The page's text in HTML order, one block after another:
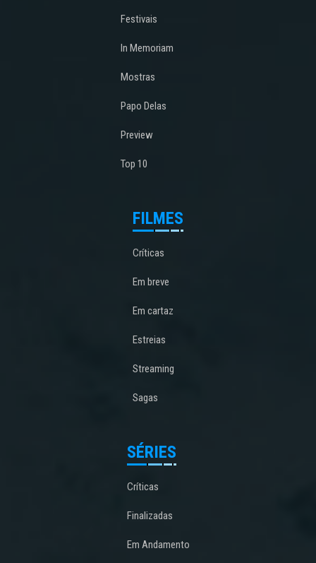
Festivais
In Memoriam
Mostras
Papo Delas
Preview
Top 10
FILMES
Críticas
Em breve
Em cartaz
Estreias
Streaming
Sagas
SÉRIES
Críticas
Finalizadas
Em Andamento